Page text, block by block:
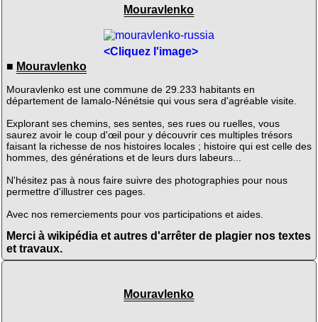
Mouravlenko
<Cliquez l'image>
■ Mouravlenko
Mouravlenko est une commune de 29.233 habitants en
département de Iamalo-Nénétsie qui vous sera d'agréable visite.
Explorant ses chemins, ses sentes, ses rues ou ruelles, vous
saurez avoir le coup d'œil pour y découvrir ces multiples trésors
faisant la richesse de nos histoires locales ; histoire qui est celle des
hommes, des générations et de leurs durs labeurs...
N'hésitez pas à nous faire suivre des photographies pour nous
permettre d'illustrer ces pages.
Avec nos remerciements pour vos participations et aides.
Merci à wikipédia et autres d'arrêter de plagier nos textes
et travaux.
Mouravlenko